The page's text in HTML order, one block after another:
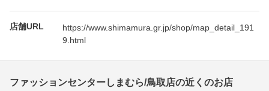
店舗URL
https://www.shimamura.gr.jp/shop/map_detail_191
9.html
ファッションセンターしまむら/鳥取店の近くのお店